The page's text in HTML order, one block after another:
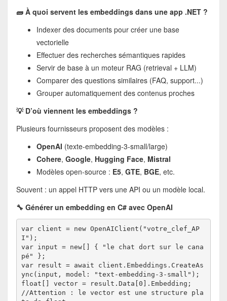
🧱 À quoi servent les embeddings dans une app .NET ?
Indexer des documents pour créer une base
vectorielle
Effectuer des recherches sémantiques rapides
Servir de base à un moteur RAG (retrieval + LLM)
Comparer des questions similaires (FAQ, support...)
Grouper automatiquement des contenus proches
💡 D’où viennent les embeddings ?
Plusieurs fournisseurs proposent des modèles :
OpenAI (texte-embedding-3-small/large)
Cohere, Google, Hugging Face, Mistral
Modèles open-source : E5, GTE, BGE, etc.
Souvent : un appel HTTP vers une API ou un modèle local.
🔧 Générer un embedding en C# avec OpenAI
var client = new OpenAIClient("votre_clef_AP
I");
var input = new[] { "le chat dort sur le cana
pé" };
var result = await client.Embeddings.CreateAs
ync(input, model: "text-embedding-3-small");
float[] vector = result.Data[0].Embedding;
//Attention : le vector est une structure pla